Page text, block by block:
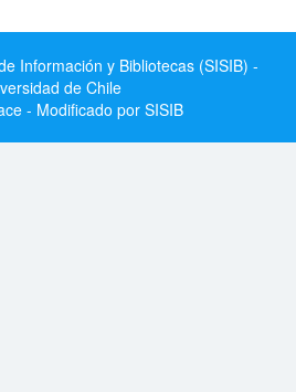
Información y Bibliotecas (SISIB) -
de Chile
- Modificado por SISIB